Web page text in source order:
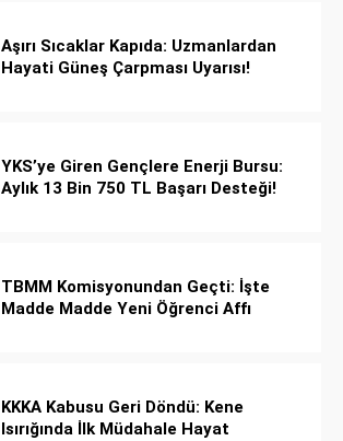
Aşırı Sıcaklar Kapıda: Uzmanlardan
Hayati Güneş Çarpması Uyarısı!
YKS’ye Giren Gençlere Enerji Bursu:
Aylık 13 Bin 750 TL Başarı Desteği!
TBMM Komisyonundan Geçti: İşte
Madde Madde Yeni Öğrenci Affı
KKKA Kabusu Geri Döndü: Kene
Isırığında İlk Müdahale Hayat